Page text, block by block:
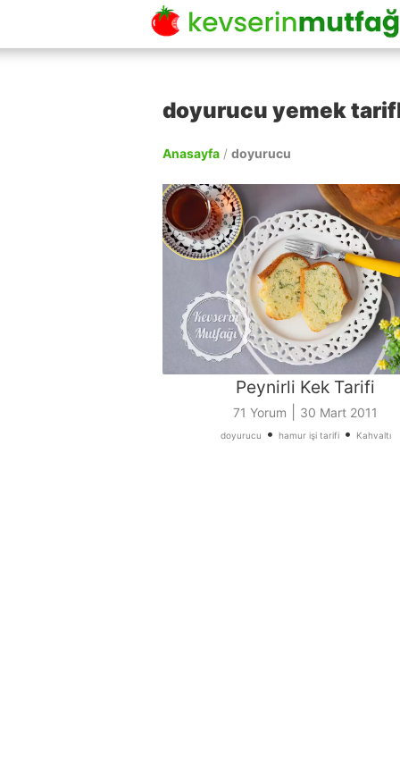
doyurucu yemek
Anasayfa / doyurucu
Peynirli Kek Tarifi
71 Yorum 30 Mart 2011
doyurucu • hamur işi tarifi• Kahvaltı